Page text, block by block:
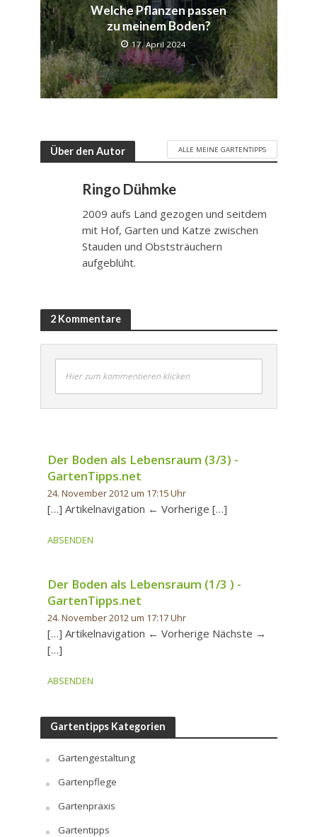
Welche Pflanzen passen
zu meinem Boden?
17. April 2024
Über den Autor ALLE MEINE GARTENTIPPS
Ringo Dühmke
2009 aufs Land gezogen und seitdem
mit Hof, Garten und Katze zwischen
Stauden und Obststräuchern
aufgeblüht.
2 Kommentare
Hier zum kommentieren klicken
Der Boden als Lebensraum (3/3) -
GartenTipps.net
24. November 2012 um 17:15 Uhr
[…] Artikelnavigation ← Vorherige […]
ABSENDEN
Der Boden als Lebensraum (1/3 ) -
GartenTipps.net
24. November 2012 um 17:17 Uhr
[…] Artikelnavigation ← Vorherige Nächste →
[…]
ABSENDEN
Gartentipps Kategorien
Gartengestaltung
Gartenpflege
Gartenpraxis
Gartentipps